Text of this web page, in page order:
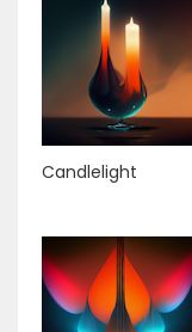
Candlelight